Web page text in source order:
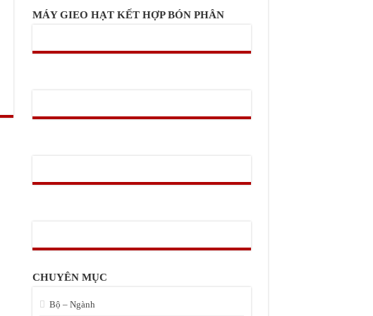
MÁY GIEO HẠT KẾT HỢP BÓN PHÂN
CHUYÊN MỤC
Bộ – Ngành